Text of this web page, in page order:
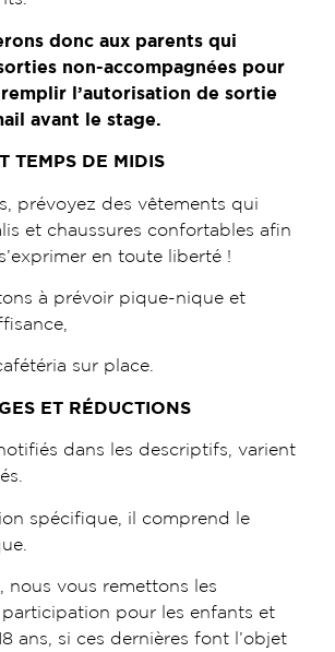
donc aux parents qui
non-accompagnées pour
l’autorisation de sortie
avant le stage.
TEMPS DE MIDIS
prévoyez des vêtements qui
et chaussures confortables afin
en toute liberté !
à prévoir pique-nique et
sur place.
ET RÉDUCTIONS
dans les descriptifs, varient
spécifique, il comprend le
nous vous remettons les
pour les enfants et
ans, si ces dernières font l’objet